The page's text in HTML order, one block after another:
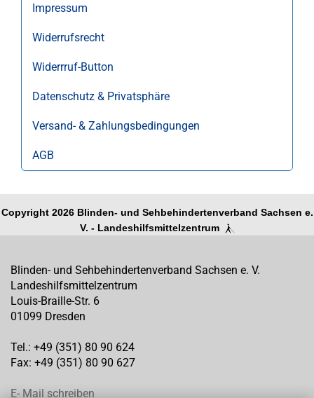
Impressum
Widerrufsrecht
Widerrruf-Button
Datenschutz & Privatsphäre
Versand- & Zahlungsbedingungen
AGB
Copyright 2026 Blinden- und Sehbehindertenverband Sachsen e.
V. - Landeshilfsmittelzentrum
Blinden- und Sehbehindertenverband Sachsen e. V.
Landeshilfsmittelzentrum
Louis-Braille-Str. 6
01099 Dresden
Tel.: +49 (351) 80 90 624
Fax: +49 (351) 80 90 627
E- Mail schreiben